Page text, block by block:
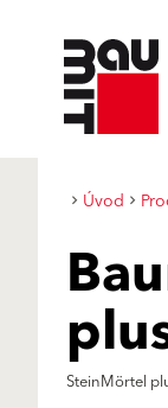
Úvod
SteinMörtel